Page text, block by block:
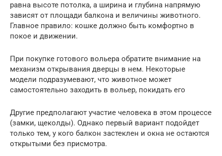
равна высоте потолка, а ширина и глубина напрямую
зависят от площади балкона и величины животного.
Главное правило: кошке должно быть комфортно в
покое и движении.
При покупке готового вольера обратите внимание на
механизм открывания дверцы в нем. Некоторые
модели подразумевают, что животное может
самостоятельно заходить в вольер, покидать его
Другие предполагают участие человека в этом процессе
(замки, щеколды). Однако первый вариант подойдет
только тем, у кого балкон застеклен и окна не остаются
открытыми без присмотра.